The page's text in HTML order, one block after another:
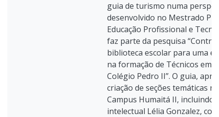
guia de turismo numa
desenvolvido no Mestrado
Educação Profissional e
faz parte da pesquisa
biblioteca escolar para uma
na formação de Técnicos em
Colégio Pedro II”. O guia,
criação de seções temáticas
Campus Humaitá II, incluindo
intelectual Lélia Gonzalez,